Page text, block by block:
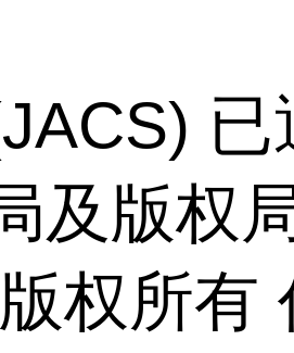
及版权
权所有